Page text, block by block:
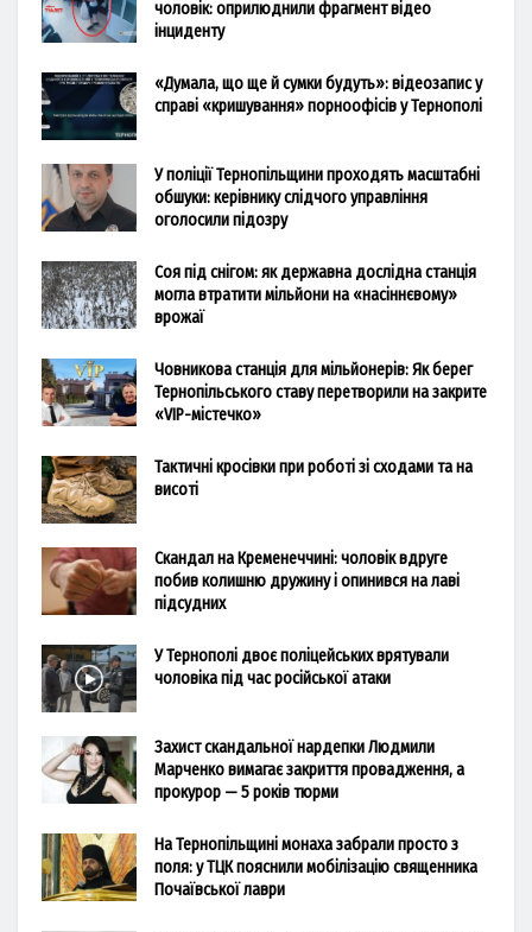
чоловік: оприлюднили фрагмент відео
інциденту
«Думала, що ще й сумки будуть»: відеозапис у
справі «кришування» порноофісів у Тернополі
У поліції Тернопільщини проходять масштабні
обшуки: керівнику слідчого управління
оголосили підозру
Соя під снігом: як державна дослідна станція
могла втратити мільйони на «насіннєвому»
врожаї
Човникова станція для мільйонерів: Як берег
Тернопільського ставу перетворили на закрите
«VIP-містечко»
Тактичні кросівки при роботі зі сходами та на
висоті
Скандал на Кременеччині: чоловік вдруге
побив колишню дружину і опинився на лаві
підсудних
У Тернополі двоє поліцейських врятували
чоловіка під час російської атаки
Захист скандальної нардепки Людмили
Марченко вимагає закриття провадження, а
прокурор — 5 років тюрми
На Тернопільщині монаха забрали просто з
поля: у ТЦК пояснили мобілізацію священника
Почаївської лаври